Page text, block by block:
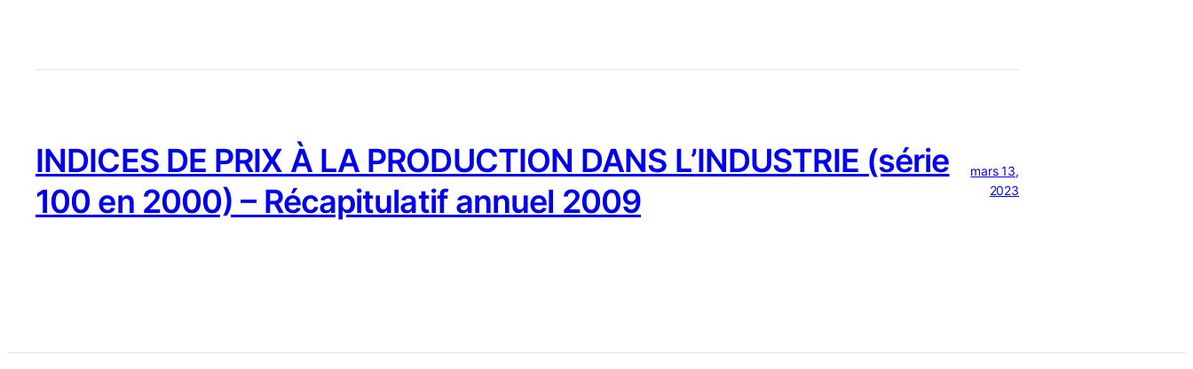
INDICES DE PRIX À LA PRODUCTION DANS L’INDUSTRIE (série
100 en 2000) – Récapitulatif annuel 2009
mars 13,
2023